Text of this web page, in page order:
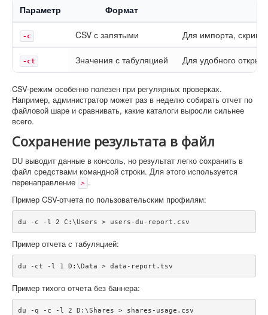
Параметр Формат
-c CSV с запятыми Для импорта,
-ct Значения с табуляцией Для удобного
CSV-режим особенно полезен при регулярных проверках.
Например, администратор может раз в неделю собирать отчет по
файловой шаре и сравнивать, какие каталоги выросли сильнее
всего.
Сохранение результата в файл
DU выводит данные в консоль, но результат легко сохранить в
файл средствами командной строки. Для этого используется
перенаправление
> .
Пример CSV-отчета по пользовательским профилям:
du -c -l 2 C:\Users > users-du-report.csv
Пример отчета с табуляцией:
du -ct -l 1 D:\Data > data-report.tsv
Пример тихого отчета без баннера:
du -q -c -l 2 D:\Shares > shares-usage.csv